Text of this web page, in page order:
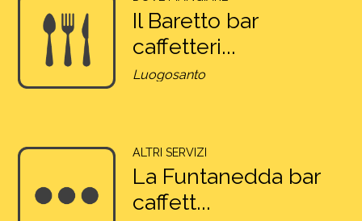
Il Baretto bar
caffetteri...
Luogosanto
ALTRI SERVIZI
La Funtanedda bar
caffett...